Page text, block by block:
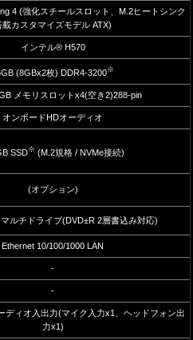
4 (強化スチールスロット、M.2ヒートシンク
載カスタマイズモデル ATX)
インテル® H570
(8GBx2枚) DDR4-3200※
メモリスロットx4(空き2)288-pin
オンボードHDオーディオ
SSD※ (M.2規格 / NVMe接続)
(オプション)
ルチドライブ(DVD±R 2層書込み対応)
Ethernet 10/100/1000 LAN
-
-
ディオ入出力(マイク入力x1、ヘッドフォン出
力x1)